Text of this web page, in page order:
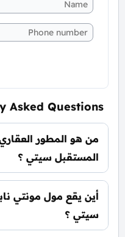
Asked Questions
من هو المطور
المستقبل سيتي ؟
شركة ريبورتاج العقارية Reportage Properties.
أين يقع مول مونتي
سيتي ؟